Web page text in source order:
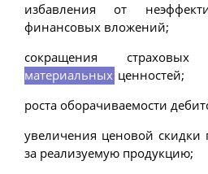
избавления от
финансовых вложений;
сокращения
материальных ценностей;
роста оборачиваемости
увеличения ценовой скидки
за реализуемую продукцию;